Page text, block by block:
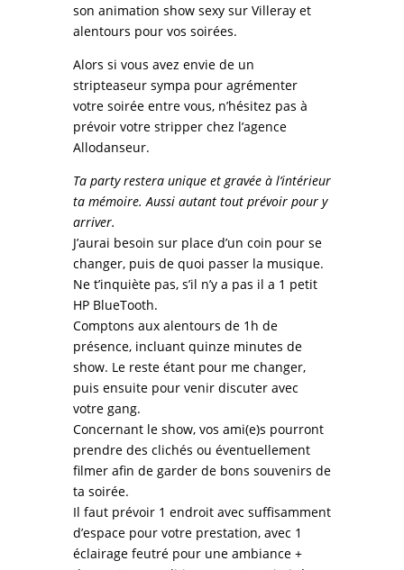
son animation show sexy sur Villeray et
alentours pour vos soirées.
Alors si vous avez envie de un
stripteaseur sympa pour agrémenter
votre soirée entre vous, n’hésitez pas à
prévoir votre stripper chez l’agence
Allodanseur.
Ta party restera unique et gravée à l’intérieur
ta mémoire. Aussi autant tout prévoir pour y
arriver.
J’aurai besoin sur place d’un coin pour se
changer, puis de quoi passer la musique.
Ne t’inquiète pas, s’il n’y a pas il a 1 petit
HP BlueTooth.
Comptons aux alentours de 1h de
présence, incluant quinze minutes de
show. Le reste étant pour me changer,
puis ensuite pour venir discuter avec
votre gang.
Concernant le show, vos ami(e)s pourront
prendre des clichés ou éventuellement
filmer afin de garder de bons souvenirs de
ta soirée.
Il faut prévoir 1 endroit avec suffisamment
d’espace pour votre prestation, avec 1
éclairage feutré pour une ambiance +